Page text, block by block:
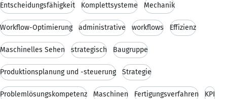
Entscheidungsfähigkeit Komplettsysteme Mechanik
Workflow-Optimierung administrative workflows Effizienz
Maschinelles Sehen strategisch Baugruppe
Produktionsplanung und -steuerung Strategie
Problemlösungskompetenz Maschinen Fertigungsverfahren KPI